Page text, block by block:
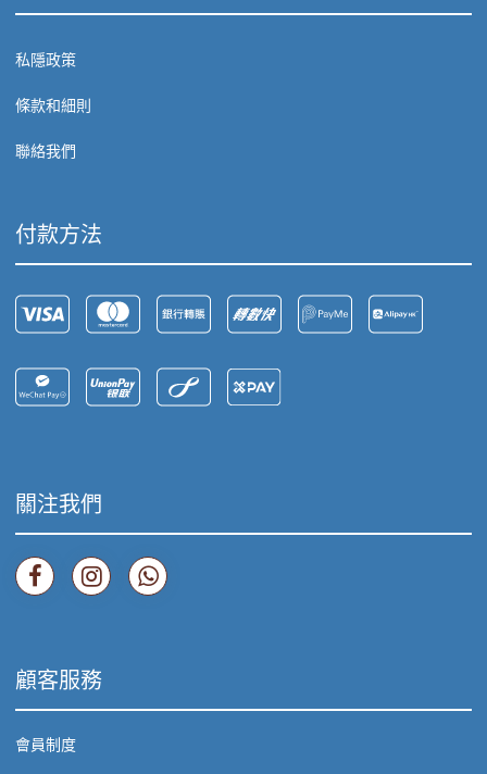
私隱政策
條款和細則
聯絡我們
付款方法
關注我們
顧客服務
會員制度